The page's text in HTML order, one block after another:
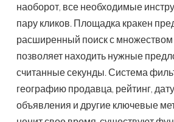
наоборот, все необходимые
пару кликов. Площадка кракен
расширенный поиск с множеством
позволяет находить нужные
считанные секунды. Система
географию продавца, рейтинг,
объявления и другие ключевые